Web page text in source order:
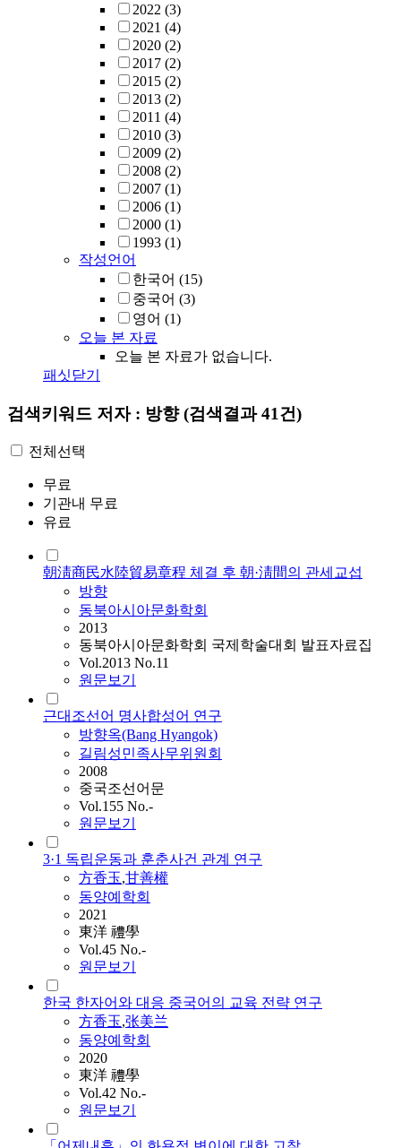
2022 (3)
2021 (4)
2020 (2)
2017 (2)
2015 (2)
2013 (2)
2011 (4)
2010 (3)
2009 (2)
2008 (2)
2007 (1)
2006 (1)
2000 (1)
1993 (1)
작성언어
한국어 (15)
중국어 (3)
영어 (1)
오늘 본 자료
오늘 본 자료가 없습니다.
패싯닫기
검색키워드 저자 : 방향(검색결과 41건)
전체선택
무료
기관내 무료
유료
朝淸商民水陸貿易章程 체결 후 朝·淸間의 관세교섭
방향
동북아시아문화학회
2013
동북아시아문화학회 국제학술대회 발표자료집
Vol.2013 No.11
원문보기
근대조선어 명사합성어 연구
방향옥(Bang Hyangok)
길림성민족사무위원회
2008
중국조선어문
Vol.155 No.-
원문보기
3·1 독립운동과 훈춘사건 관계 연구
方香玉,甘善權
동양예학회
2021
東洋 禮學
Vol.45 No.-
원문보기
한국 한자어와 대응 중국어의 교육 전략 연구
方香玉,张美兰
동양예학회
2020
東洋 禮學
Vol.42 No.-
원문보기